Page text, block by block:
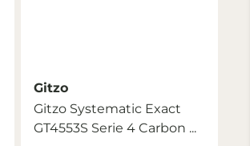
Gitzo
Gitzo Systematic Exact
GT4553S Serie 4 Carbon ...